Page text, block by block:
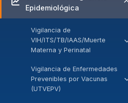
Fichas de Notificación Semanal
Consolidada
Malaria
DENGUE
Epidemiológica
Vigilancia de
VIH/ITS/TB/IAAS/Muerte
Materna y Perinatal
Hepatitis B
Muerte fetal y neonatal
Vigilancia de Enfermedades
Prevenibles por Vacunas
(UTVEPV)